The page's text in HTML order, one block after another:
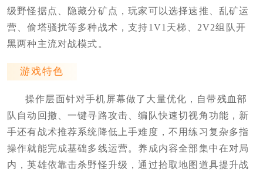
级野怪据点、隐藏分矿点，玩家可以选择速推、乱矿运
营、偷塔骚扰等多种战术，支持1V1天梯、2V2组队开
黑两种主流对战模式。
游戏特色
操作层面针对手机屏幕做了大量优化，自带残血部
队自动回撤、一键寻路攻击、编队快速切视角功能，新
手还有战术推荐系统降低上手难度，不用练习复杂多指
操作就能完成基础多线运营。养成内容全部集中在对局
内，英雄依靠击杀野怪升级，通过拾取地图道具提升战